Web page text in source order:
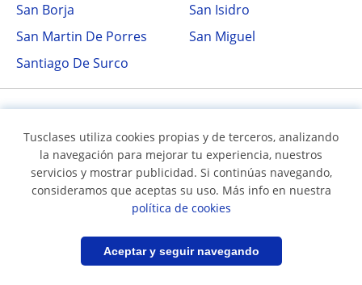
Guardar búsqueda
San Borja
San Isidro
San Martin De Porres
San Miguel
Santiago De Surco
Tusclases utiliza cookies propias y de terceros, analizando
la navegación para mejorar tu experiencia, nuestros
servicios y mostrar publicidad. Si continúas navegando,
consideramos que aceptas su uso. Más info en nuestra
política de cookies
Aceptar y seguir navegando